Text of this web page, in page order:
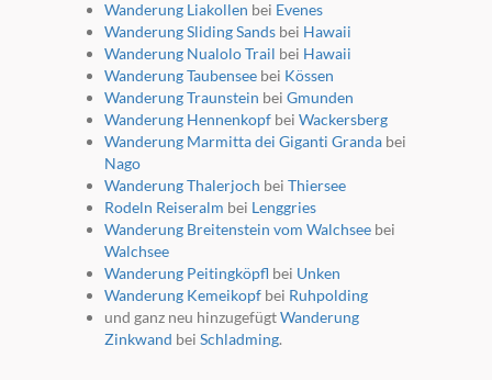
Wanderung Liakollen bei Evenes
Wanderung Sliding Sandsbei Hawaii
Wanderung Nualolo Trail bei Hawaii
Wanderung Taubenseebei Kössen
Wanderung Traunstein bei Gmunden
Wanderung Hennenkopfbei Wackersberg
Wanderung Marmitta dei Giganti Grandabei
Nago
Wanderung Thalerjoch bei Thiersee
Rodeln Reiseralm bei Lenggries
Wanderung Breitenstein vom Walchseebei
Walchsee
Wanderung Peitingköpfl bei Unken
Wanderung Kemeikopfbei Ruhpolding
und ganz neu hinzugefügtWanderung
Zinkwand bei Schladming.